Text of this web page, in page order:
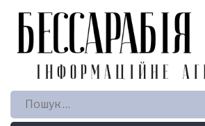
Пошук: